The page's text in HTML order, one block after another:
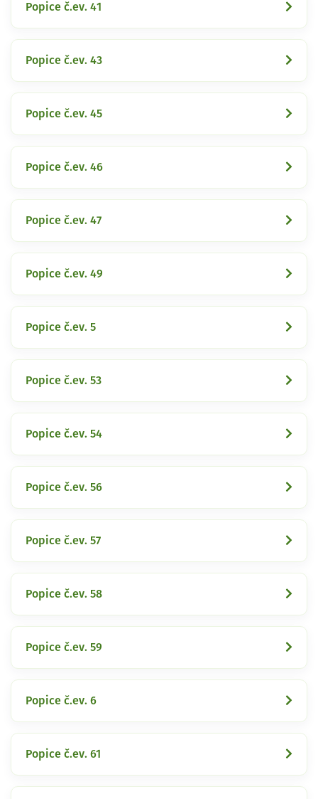
Popice č.ev. 41
Popice č.ev. 43
Popice č.ev. 45
Popice č.ev. 46
Popice č.ev. 47
Popice č.ev. 49
Popice č.ev. 5
Popice č.ev. 53
Popice č.ev. 54
Popice č.ev. 56
Popice č.ev. 57
Popice č.ev. 58
Popice č.ev. 59
Popice č.ev. 6
Popice č.ev. 61